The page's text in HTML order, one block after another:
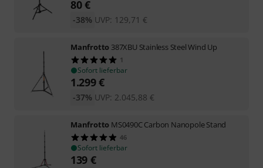
80€
UVP: 129,71 €
-38%
Manfrotto 387XBU Stainless Steel Wind Up
1
Sofort lieferbar
1.299€
UVP: 2.045,88 €
-37%
Manfrotto MS0490C Carbon Nanopole Stand
46
Sofort lieferbar
139 €